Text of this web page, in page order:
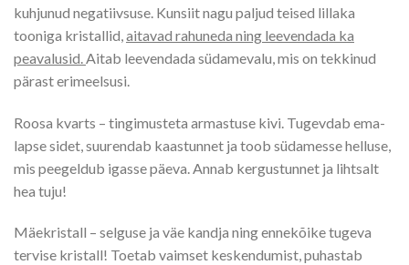
kuhjunud negatiivsuse. Kunsiit nagu paljud teised lillaka
tooniga kristallid, aitavad rahuneda ning leevendada ka
peavalusid. Aitab leevendada südamevalu, mis on tekkinud
pärast erimeelsusi.
Roosa kvarts – tingimusteta armastuse kivi. Tugevdab ema-
lapse sidet, suurendab kaastunnet ja toob südamesse helluse,
mis peegeldub igasse päeva. Annab kergustunnet ja lihtsalt
hea tuju!
Mäekristall – selguse ja väe kandja ning ennekõike tugeva
tervise kristall! Toetab vaimset keskendumist, puhastab